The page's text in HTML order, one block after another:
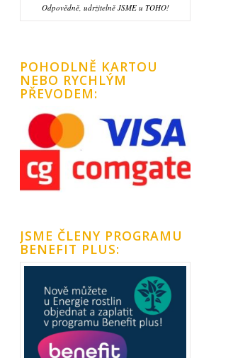
Odpovědně, udržitelně JSME u TOHO!
POHODLNĚ KARTOU
NEBO RYCHLÝM
PŘEVODEM:
JSME ČLENY PROGRAMU
BENEFIT PLUS: